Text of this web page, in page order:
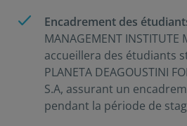
Encadrement des
MANAGEMENT INSTITUTE
accueillera des étudiants
PLANETA DEAGOUSTINI
S.A, assurant un
pendant la période de